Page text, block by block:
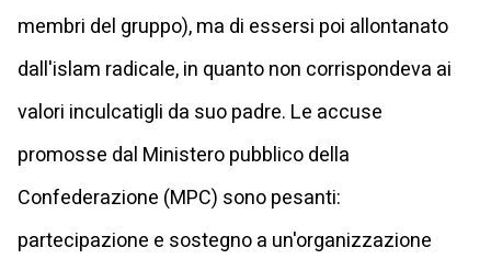
membri del gruppo), ma di essersi poi allontanato
dall'islam radicale, in quanto non corrispondeva ai
valori inculcatigli da suo padre. Le accuse
promosse dal Ministero pubblico della
Confederazione (MPC) sono pesanti:
partecipazione e sostegno a un'organizzazione